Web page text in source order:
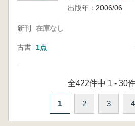
出版年： 2006/06
新刊 在庫なし
古書 1点
全422件中 1 - 30
1 2 3 4